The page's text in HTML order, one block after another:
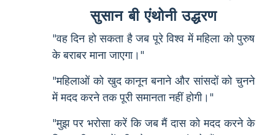
सुसान बी एंथोनी उद्धरण
"वह दिन हो सकता है जब पूरे विश्व में महिला को पुरुष
के बराबर माना जाएगा।"
"महिलाओं को खुद कानून बनाने और सांसदों को चुनने
में मदद करने तक पूरी समानता नहीं होगी।"
"मुझ पर भरोसा करें कि जब मैं दास को मदद करने के